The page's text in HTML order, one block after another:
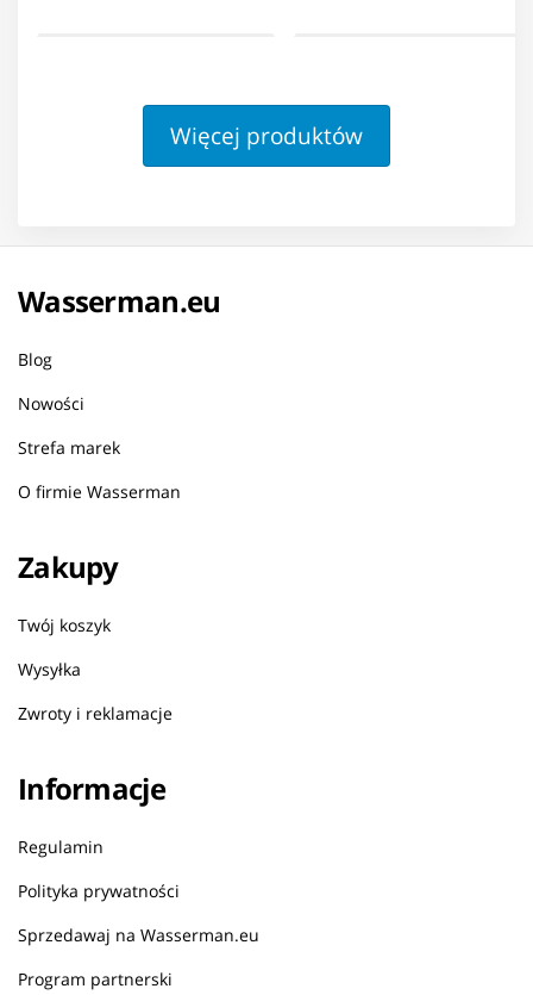
Więcej produktów
Wasserman.eu
Blog
Nowości
Strefa marek
O firmie Wasserman
Zakupy
Twój koszyk
Wysyłka
Zwroty i reklamacje
Informacje
Regulamin
Polityka prywatności
Sprzedawaj na Wasserman.eu
Program partnerski